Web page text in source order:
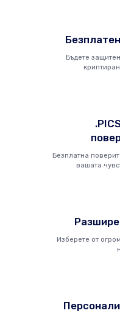
Бъдете
Безплатна
вашата
Изберете от